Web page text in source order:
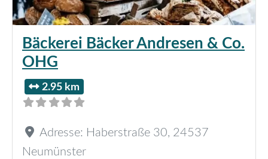
Bäckerei Bäcker Andresen & Co.
OHG
2.95 km
Adresse: Haberstraße 30, 24537
Neumünster